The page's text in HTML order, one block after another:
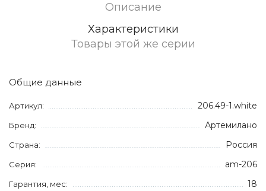
Описание
Характеристики
Товары этой же серии
Общие данные
Артикул: 206.49-1.white
Бренд: Артемилано
Страна: Россия
Серия: am-206
Гарантия, мес: 18